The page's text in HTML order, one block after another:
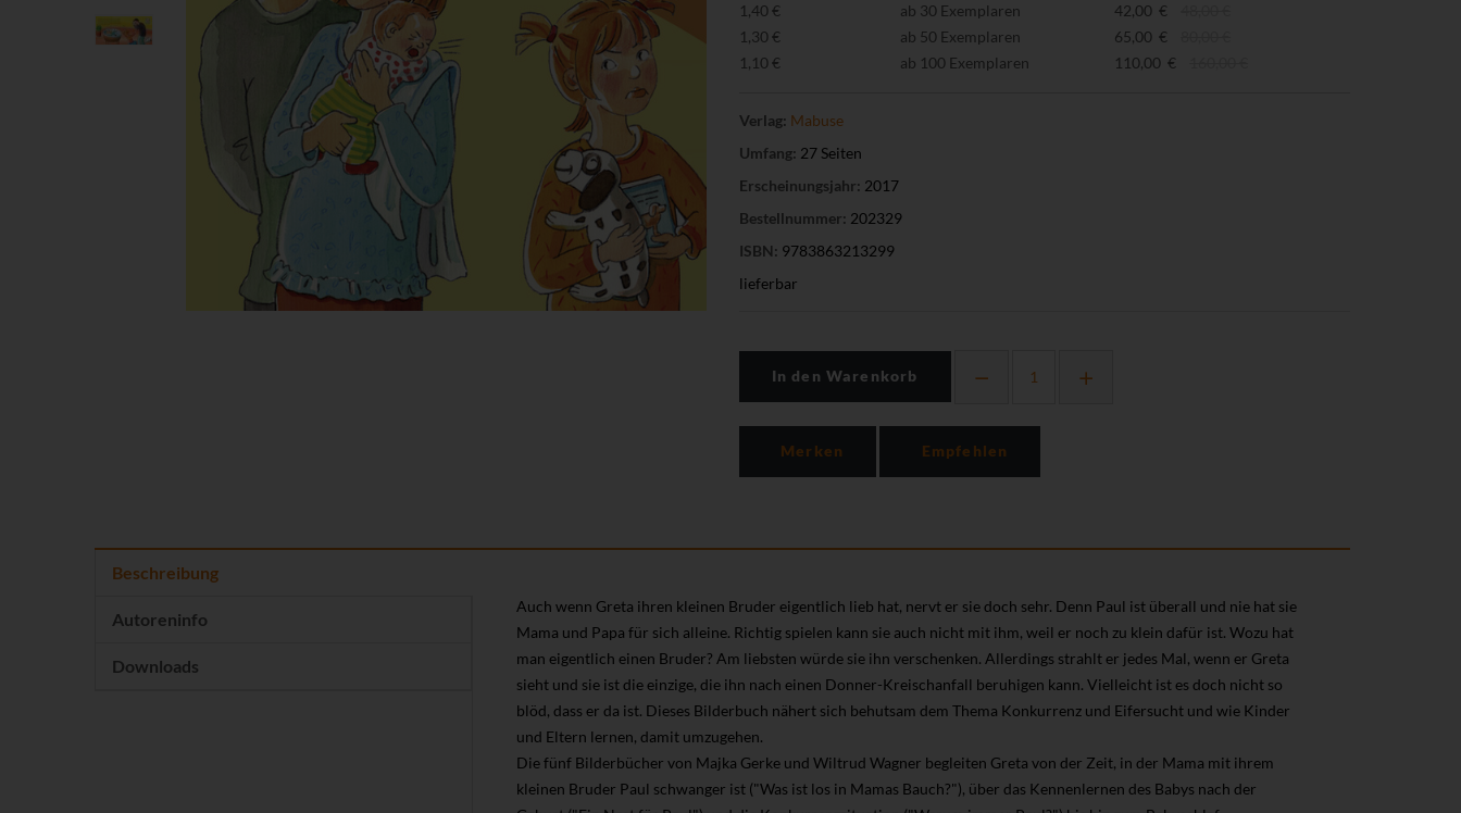
1,40 € ab 30 Exemplaren 42,00 €
1,30 €
ab 50 Exemplaren 65,00 €
1,10 €
ab 100 Exemplaren 110,00 €
Verlag: Mabuse
Umfang: 27 Seiten
Erscheinungsjahr: 2017
Bestellnummer: 202329
ISBN: 9783863213299
lieferbar
In den Warenkorb
Merken Empfehlen
Beschreibung
Autoreninfo
Downloads
Auch wenn Greta ihren kleinen Bruder eigentlich lieb hat, nervt er sie doch sehr. Denn Paul ist überall und nie hat sie
Mama und Papa für sich alleine. Richtig spielen kann sie auch nicht mit ihm, weil er noch zu klein dafür ist. Wozu hat
man eigentlich einen Bruder? Am liebsten würde sie ihn verschenken. Allerdings strahlt er jedes Mal, wenn er Greta
sieht und sie ist die einzige, die ihn nach einen Donner-Kreischanfall beruhigen kann. Vielleicht ist es doch nicht so
blöd, dass er da ist. Dieses Bilderbuch nähert sich behutsam dem Thema Konkurrenz und Eifersucht und wie Kinder
und Eltern lernen, damit umzugehen.
Die fünf Bilderbücher von Majka Gerke und Wiltrud Wagner begleiten Greta von der Zeit, in der Mama mit ihrem
kleinen Bruder Paul schwanger ist ("Was ist los in Mamas Bauch?"), über das Kennenlernen des Babys nach der